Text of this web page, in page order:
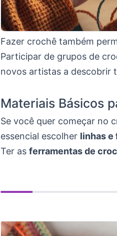
Fazer crochê também
Participar de grupos de
novos artistas a descobrir
Materiais Básicos
Se você quer começar no
essencial escolher linhas e
Ter as ferramentas de